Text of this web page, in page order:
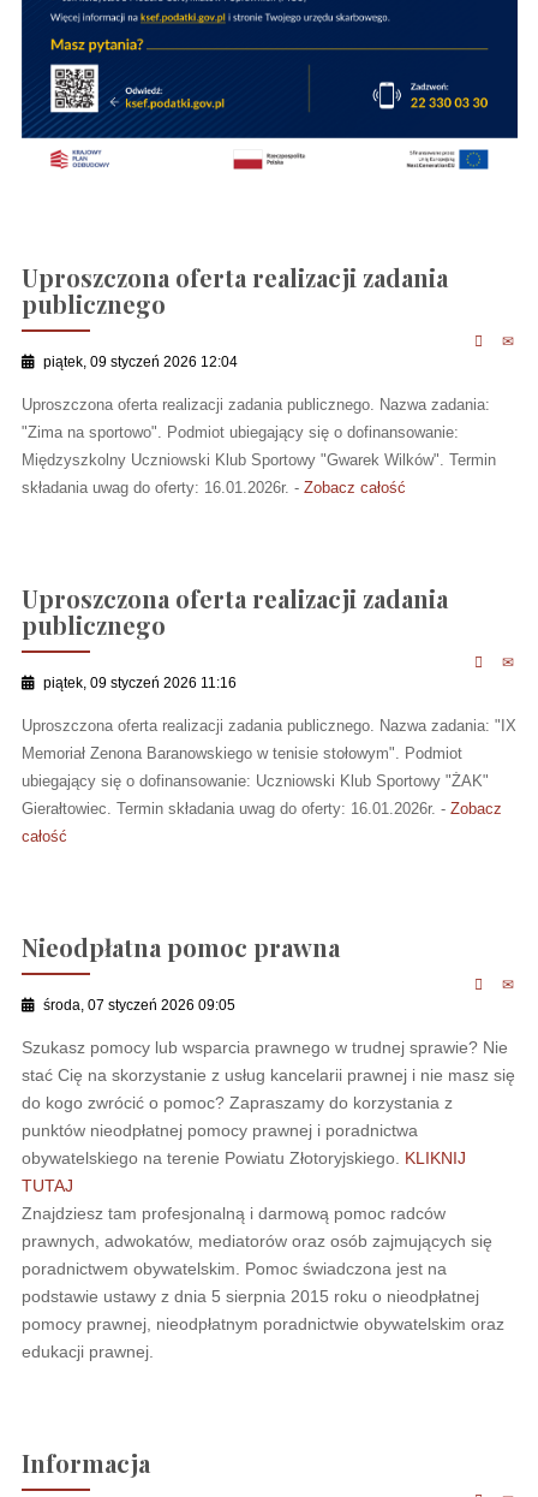
Uproszczona oferta realizacji zadania
publicznego
piątek, 09 styczeń 2026 12:04
Uproszczona oferta realizacji zadania publicznego. Nazwa zadania:
"Zima na sportowo". Podmiot ubiegający się o dofinansowanie:
Międzyszkolny Uczniowski Klub Sportowy "Gwarek Wilków". Termin
składania uwag do oferty: 16.01.2026r. - Zobacz całość
Uproszczona oferta realizacji zadania
publicznego
piątek, 09 styczeń 2026 11:16
Uproszczona oferta realizacji zadania publicznego. Nazwa zadania: "IX
Memoriał Zenona Baranowskiego w tenisie stołowym". Podmiot
ubiegający się o dofinansowanie: Uczniowski Klub Sportowy "ŻAK"
Gierałtowiec. Termin składania uwag do oferty: 16.01.2026r. - Zobacz
całość
Nieodpłatna pomoc prawna
środa, 07 styczeń 2026 09:05
Szukasz pomocy lub wsparcia prawnego w trudnej sprawie? Nie
stać Cię na skorzystanie z usług kancelarii prawnej i nie masz się
do kogo zwrócić o pomoc? Zapraszamy do korzystania z
punktów nieodpłatnej pomocy prawnej i poradnictwa
obywatelskiego na terenie Powiatu Złotoryjskiego. KLIKNIJ
TUTAJ
Znajdziesz tam profesjonalną i darmową pomoc radców
prawnych, adwokatów, mediatorów oraz osób zajmujących się
poradnictwem obywatelskim. Pomoc świadczona jest na
podstawie ustawy z dnia 5 sierpnia 2015 roku o nieodpłatnej
pomocy prawnej, nieodpłatnym poradnictwie obywatelskim oraz
edukacji prawnej.
Informacja